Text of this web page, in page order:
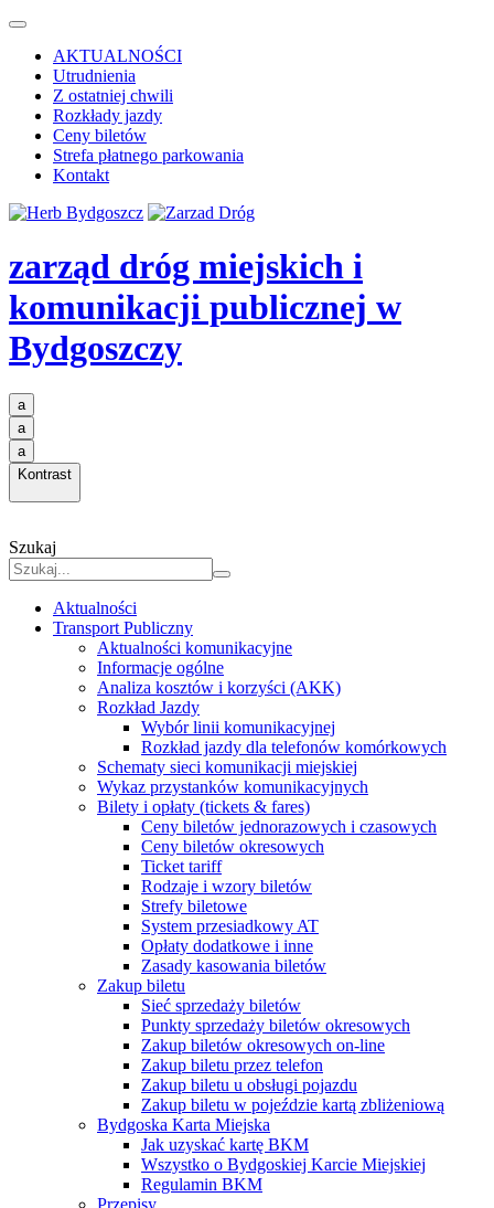
AKTUALNOŚCI
Utrudnienia
Z ostatniej chwili
Rozkłady jazdy
Ceny biletów
Strefa płatnego parkowania
Kontakt
zarząd dróg miejskich i
komunikacji publicznej w
Bydgoszczy
a
a
a
Kontrast
Szukaj
Aktualności
Transport Publiczny
Aktualności komunikacyjne
Informacje ogólne
Analiza kosztów i korzyści (AKK)
Rozkład Jazdy
Wybór linii komunikacyjnej
Rozkład jazdy dla telefonów komórkowych
Schematy sieci komunikacji miejskiej
Wykaz przystanków komunikacyjnych
Bilety i opłaty (tickets & fares)
Ceny biletów jednorazowych i czasowych
Ceny biletów okresowych
Ticket tariff
Rodzaje i wzory biletów
Strefy biletowe
System przesiadkowy AT
Opłaty dodatkowe i inne
Zasady kasowania biletów
Zakup biletu
Sieć sprzedaży biletów
Punkty sprzedaży biletów okresowych
Zakup biletów okresowych on-line
Zakup biletu przez telefon
Zakup biletu u obsługi pojazdu
Zakup biletu w pojeździe kartą zbliżeniową
Bydgoska Karta Miejska
Jak uzyskać kartę BKM
Wszystko o Bydgoskiej Karcie Miejskiej
Regulamin BKM
Przepisy